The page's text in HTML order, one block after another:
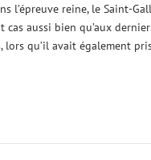
l’épreuve reine, le Saint-
cas aussi bien qu’aux
lors qu’il avait également